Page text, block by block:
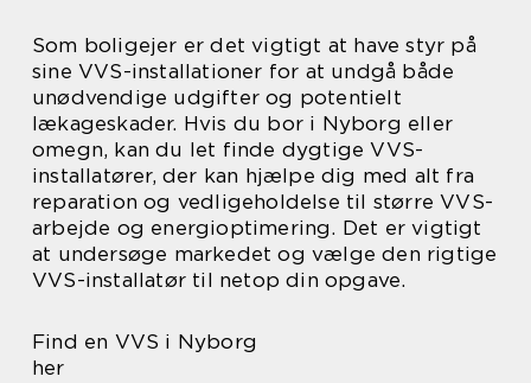
Som boligejer er det vigtigt at have styr på
sine VVS-installationer for at undgå både
unødvendige udgifter og potentielt
lækageskader. Hvis du bor i Nyborg eller
omegn, kan du let finde dygtige VVS-
installatører, der kan hjælpe dig med alt fra
reparation og vedligeholdelse til større VVS-
arbejde og energioptimering. Det er vigtigt
at undersøge markedet og vælge den rigtige
VVS-installatør til netop din opgave.
Find en VVS i Nyborg
her